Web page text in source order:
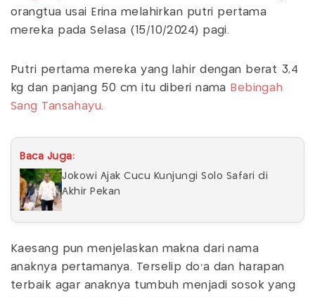
orangtua usai Erina melahirkan putri pertama
mereka pada Selasa (15/10/2024) pagi.
Putri pertama mereka yang lahir dengan berat 3,4
kg dan panjang 50 cm itu diberi nama Bebingah
Sang Tansahayu.
Baca Juga:
Jokowi Ajak Cucu Kunjungi Solo Safari di
Akhir Pekan
Kaesang pun menjelaskan makna dari nama
anaknya pertamanya. Terselip do'a dan harapan
terbaik agar anaknya tumbuh menjadi sosok yang